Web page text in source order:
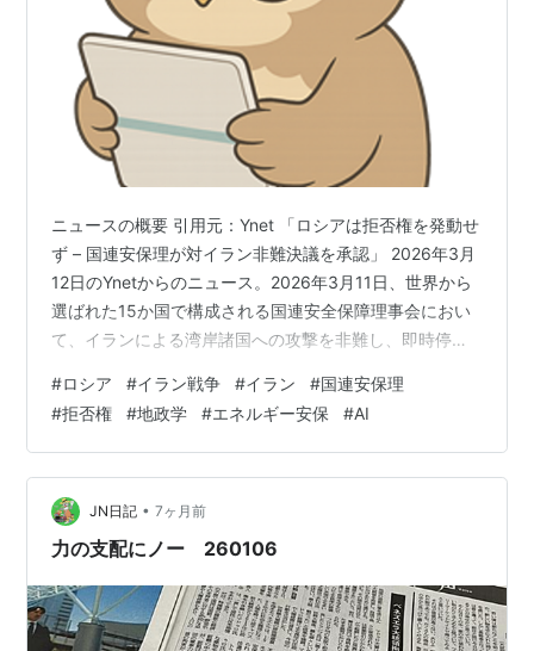
ニュースの概要 引用元：Ynet 「ロシアは拒否権を発動せ
ず – 国連安保理が対イラン非難決議を承認」 2026年3月
12日のYnetからのニュース。2026年3月11日、世界から
選ばれた15か国で構成される国連安全保障理事会におい
て、イランによる湾岸諸国への攻撃を非難し、即時停止
案は湾岸諸国を代表してバーレーンが提出したもので
す。イランの同盟国であるロシアと中国は、否決できる
「拒否権」を行使せずに投票を棄権しました。さらに、
この決議には国連に加盟する135か国も賛同して名前を連
ねています。 フクロウ 大国の思惑と経済の力学が交差し
た、歴史的…
#ロシア #イラン戦争 #イラン #国連安保理
#拒否権 #地政学 #エネルギー安保 #AI
JN日記 • 7ヶ月前
力の支配にノー 260106